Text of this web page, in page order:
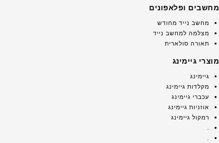
מחשבים ופלאפונים
מחשב נייד מחודש
מצלמה למחשב נייד
תאורה סולארית
מוצרי גיימינג
גיימינג
מקלדות גיימינג
עכברי גיימינג
אוזניות גיימינג
רמקול גיימינג
.
.